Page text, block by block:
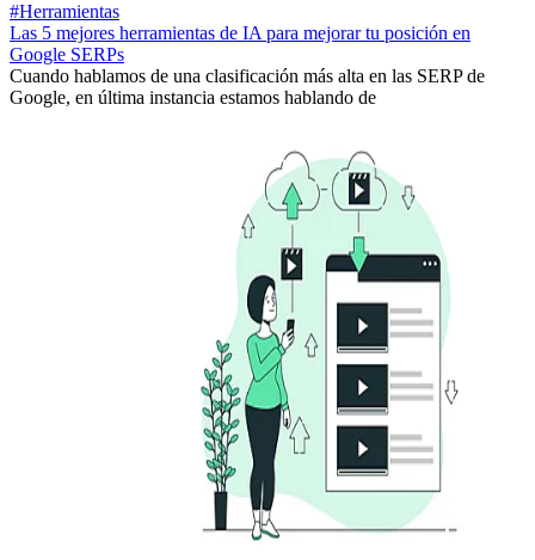
#Herramientas
Las 5 mejores herramientas de IA para mejorar tu posición en
Google SERPs
Cuando hablamos de una clasificación más alta en las SERP de
Google, en última instancia estamos hablando de